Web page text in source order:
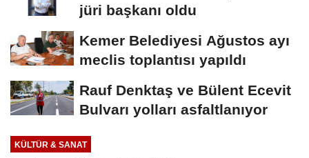
jüri başkanı oldu
Kemer Belediyesi Ağustos ayı
meclis toplantısı yapıldı
Rauf Denktaş ve Bülent Ecevit
Bulvarı yolları asfaltlanıyor
KÜLTÜR & SANAT